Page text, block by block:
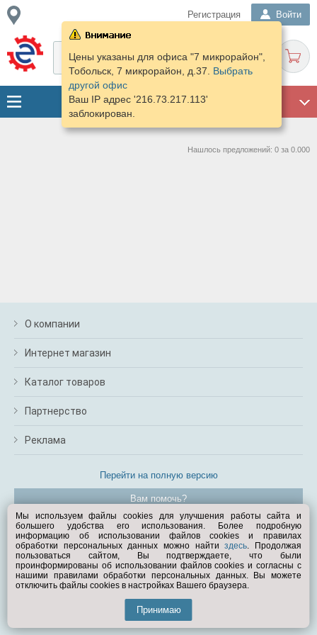
Регистрация Войти
Цены указаны для офиса "7 микрорайон",
Тобольск, 7 микрорайон, д.37. Выбрать
другой офис
Ваш IP адрес '216.73.217.113'
заблокирован.
Нашлось предложений: 0 за 0.000
О компании
Интернет магазин
Каталог товаров
Партнерство
Реклама
Перейти на полную версию
Вам помочь?
© Exist.ru 1998—2026
Мы используем файлы cookies для улучшения работы сайта и
большего удобства его использования. Более подробную
информацию об использовании файлов cookies и правилах
обработки персональных данных можно найтиздесь. Продолжая
пользоваться сайтом, Вы подтверждаете, что были
проинформированы об использовании файлов cookies и согласны с
нашими правилами обработки персональных данных. Вы можете
отключить файлы cookies в настройках Вашего браузера.
Принимаю